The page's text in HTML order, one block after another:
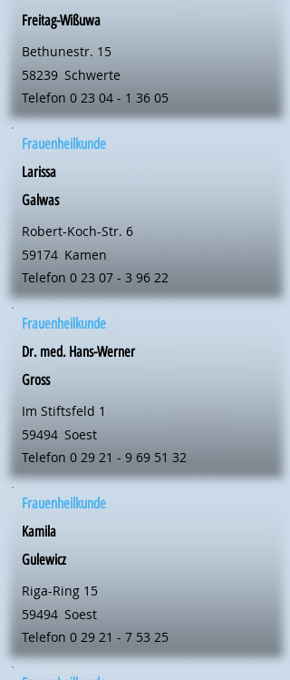
Freitag-Wißuwa
Bethunestr. 15
58239 Schwerte
Telefon 0 23 04 - 1 36 05
Frauenheilkunde
Larissa
Galwas
Robert-Koch-Str. 6
59174 Kamen
Telefon 0 23 07 - 3 96 22
Frauenheilkunde
Dr. med. Hans-Werner
Gross
Im Stiftsfeld 1
59494 Soest
Telefon 0 29 21 - 9 69 51 32
Frauenheilkunde
Kamila
Gulewicz
Riga-Ring 15
59494 Soest
Telefon 0 29 21 - 7 53 25